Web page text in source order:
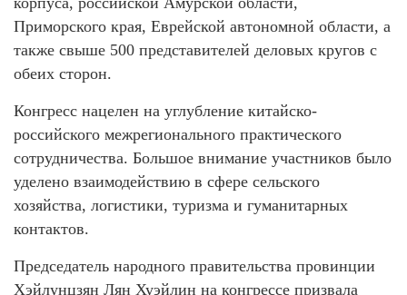
Приморского края, Еврейской автономной области, а
также свыше 500 представителей деловых кругов с
обеих сторон.
Конгресс нацелен на углубление китайско-
российского межрегионального практического
сотрудничества. Большое внимание участников было
уделено взаимодействию в сфере сельского
хозяйства, логистики, туризма и гуманитарных
контактов.
Председатель народного правительства провинции
Хэйлунцзян Лян Хуэйлин на конгрессе призвала